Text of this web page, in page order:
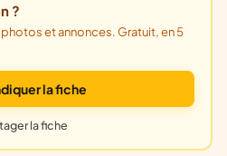
?
la fiche
la fiche